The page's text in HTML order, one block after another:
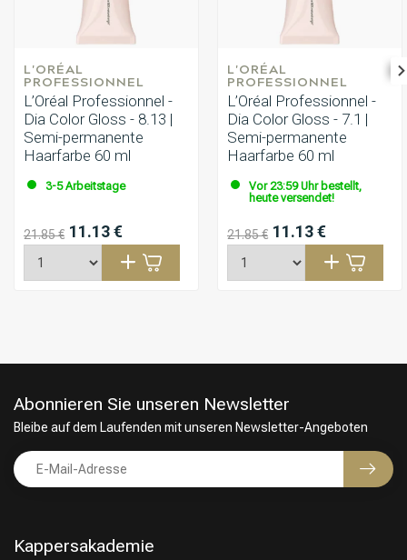
L'ORÉAL
PROFESSIONNEL
L’Oréal Professionnel -
Dia Color Gloss - 8.13 |
Semi-permanente
Haarfarbe 60 ml
3-5 Arbeitstage
21.85 € 11.13 €
L'ORÉAL
PROFESSIONNEL
L’Oréal Professionnel -
Dia Color Gloss - 7.1 |
Semi-permanente
Haarfarbe 60 ml
Vor 23:59 Uhr bestellt,
heute versendet!
21.85 € 11.13 €
Kappersakademie
Abonnieren Sie unseren Newsletter
Bleibe auf dem Laufenden mit unseren Newsletter-Angeboten